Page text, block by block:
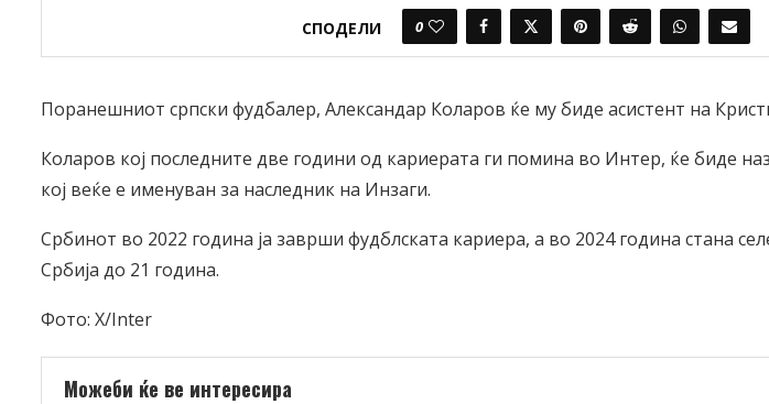
СПОДЕЛИ 0
Поранешниот српски фудбалер, Александар Коларов ќе му биде асистент на
Коларов кој последните две години од кариерата ги помина во Интер, ќе биде
кој веќе е именуван за наследник на Инзаги.
Србинот во 2022 година ја заврши фудблската кариера, а во 2024 година стана
Србија до 21 година.
Фото: X/Inter
Можеби ќе ве интересира